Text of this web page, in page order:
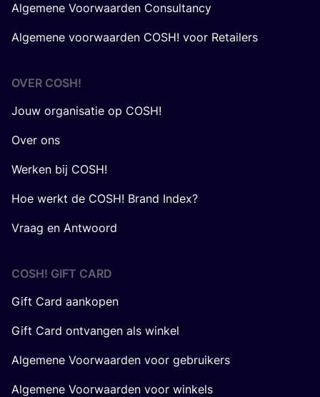
Algemene Voorwaarden Consultancy
Algemene voorwaarden COSH! voor Retailers
OVER COSH!
Jouw organisatie op COSH!
Over ons
Werken bij COSH!
Hoe werkt de COSH! Brand Index?
Vraag en Antwoord
COSH! GIFT CARD
Gift Card aankopen
Gift Card ontvangen als winkel
Algemene Voorwaarden voor gebruikers
Algemene Voorwaarden voor winkels